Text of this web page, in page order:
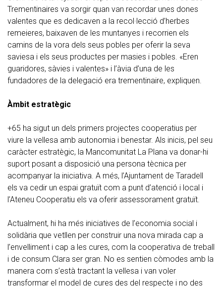
Trementinaires va sorgir quan van recordar unes dones
valentes que es dedicaven a la recol·lecció d’herbes
remeieres, baixaven de les muntanyes i recorrien els
camins de la vora dels seus pobles per oferir la seva
saviesa i els seus productes per masies i pobles. «Eren
guaridores, sàvies i valentes» i l’àvia d’una de les
fundadores de la delegació era trementinaire, expliquen.
Àmbit estratègic
+65 ha sigut un dels primers projectes cooperatius per
viure la vellesa amb autonomia i benestar. Als inicis, pel seu
caràcter estratègic, la Mancomunitat La Plana va donar-hi
suport posant a disposició una persona tècnica per
acompanyar la iniciativa. A més, l’Ajuntament de Taradell
els va cedir un espai gratuït com a punt d’atenció i local i
l’Ateneu Cooperatiu els va oferir assessorament gratuït.
Actualment, hi ha més iniciatives de l’economia social i
solidària que vetllen per construir una nova mirada cap a
l’envelliment i cap a les cures, com la cooperativa de treball
i de consum Clara ser gran. No es sentien còmodes amb la
manera com s’està tractant la vellesa i van voler
transformar el model de cures des del respecte i no des